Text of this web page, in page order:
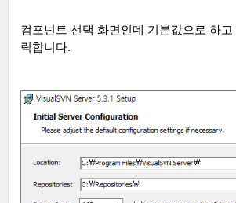
컴포넌트 선택 화면인데 기본값으로 하고
릭합니다.